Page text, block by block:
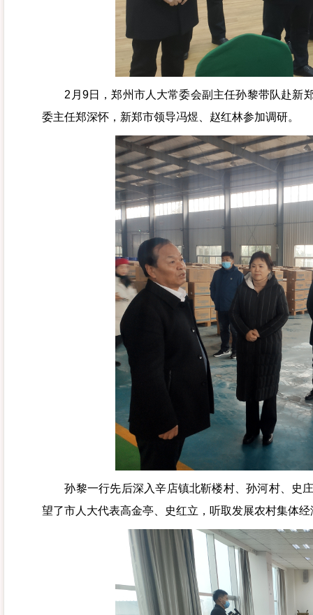
2月9日，郑州市人大常委会副主任孙黎带队赴新
委主任郑深怀，新郑市领导冯煜、赵红林参加调研。
孙黎一行先后深入辛店镇北靳楼村、孙河村、史庄
望了市人大代表高金亭、史红立，听取发展农村集体